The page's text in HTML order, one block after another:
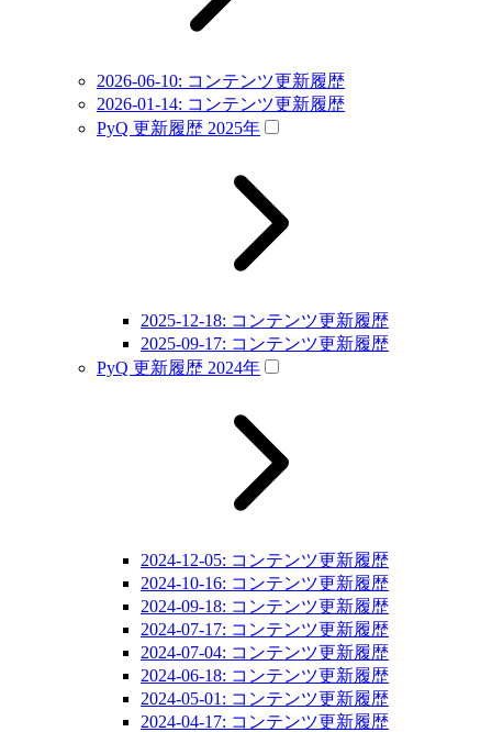
2026-06-10: コンテンツ更新履歴
2026-01-14: コンテンツ更新履歴
PyQ 更新履歴 2025年
2025-12-18: コンテンツ更新履歴
2025-09-17: コンテンツ更新履歴
PyQ 更新履歴 2024年
2024-12-05: コンテンツ更新履歴
2024-10-16: コンテンツ更新履歴
2024-09-18: コンテンツ更新履歴
2024-07-17: コンテンツ更新履歴
2024-07-04: コンテンツ更新履歴
2024-06-18: コンテンツ更新履歴
2024-05-01: コンテンツ更新履歴
2024-04-17: コンテンツ更新履歴